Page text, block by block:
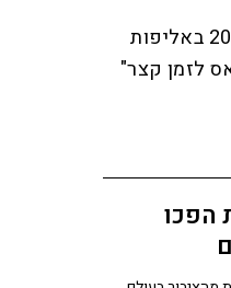
אניקט צ'קרוורטי, מאוניברסיטת אוקספורד ומי שזכה בשנת 2024 באליפות
לזמן קצר"
הפכו